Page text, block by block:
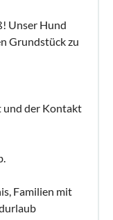
Unser Hund
Grundstück zu
und der Kontakt
Familien mit